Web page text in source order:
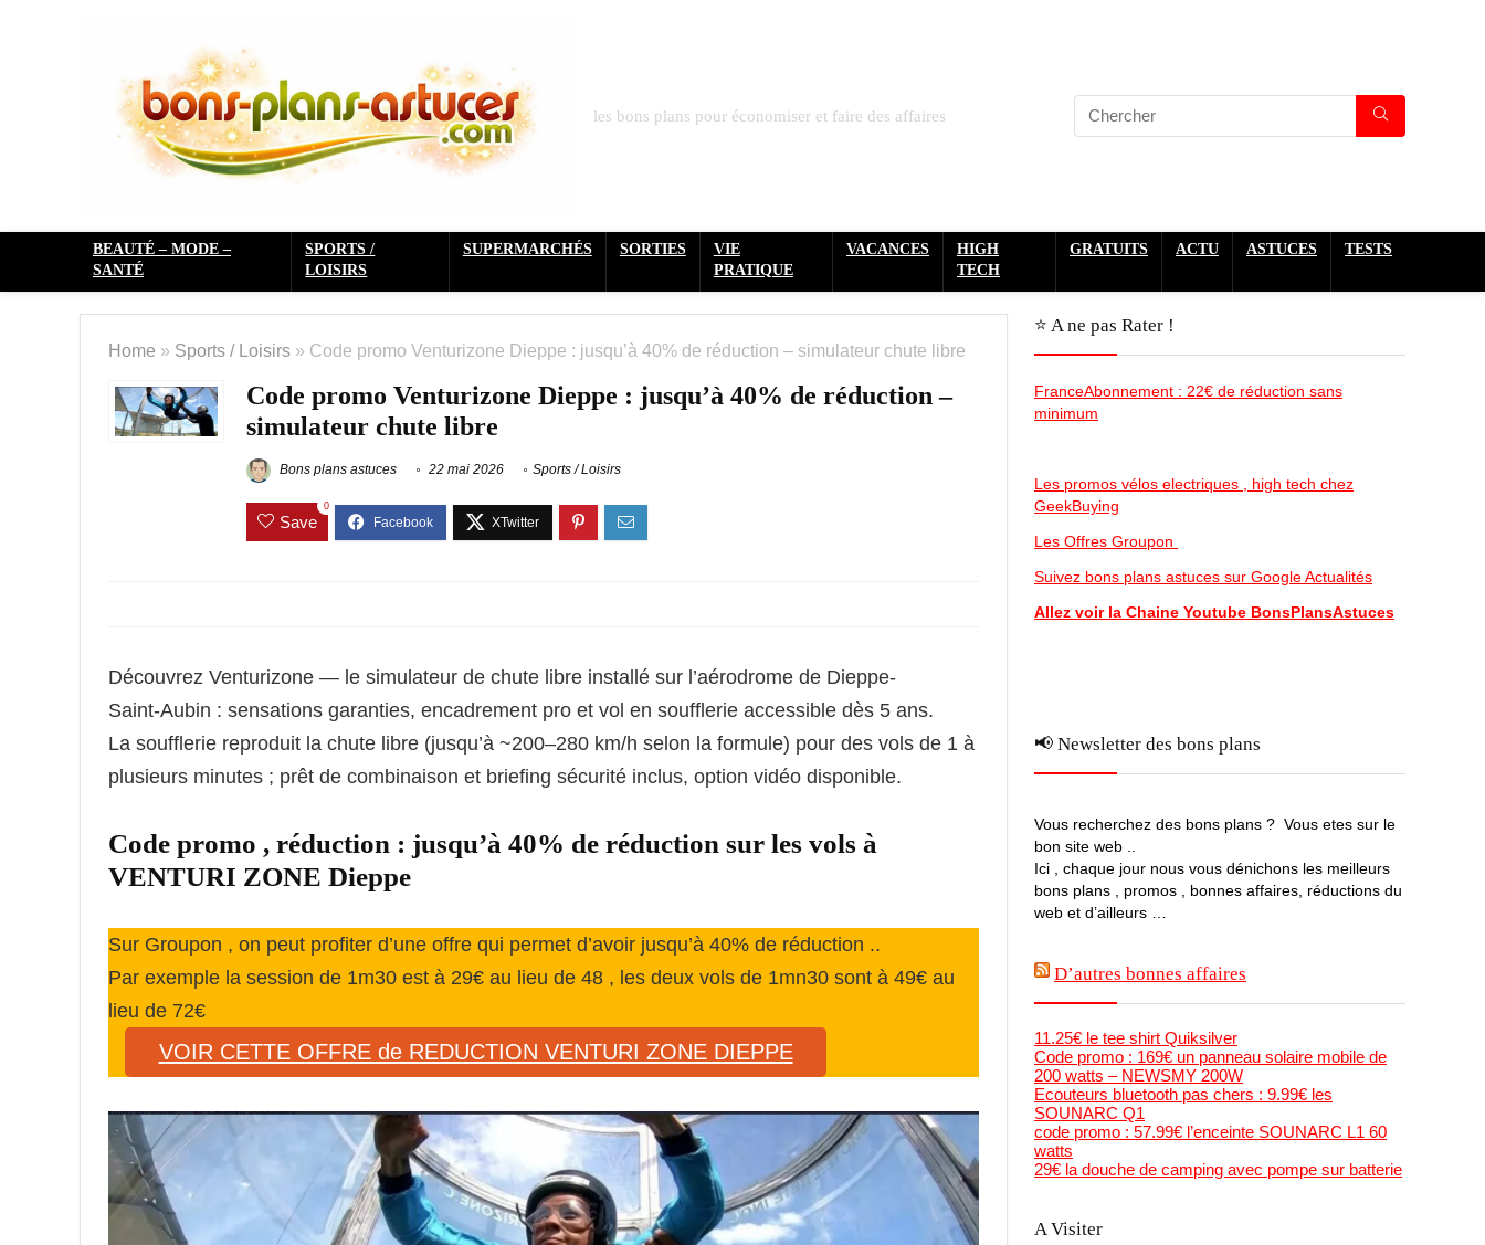
les bons plans pour économiser et faire des affaires
BEAUTÉ – MODE –
SANTÉ
SPORTS /
LOISIRS
SUPERMARCHÉS SORTIES
VIE
PRATIQUE
VACANCES
HIGH
TECH
GRATUITS ACTU ASTUCES TESTS
Home » Sports / Loisirs » Code promo Venturizone Dieppe : jusqu’à 40% de réduction – simulateur chute libre
Code promo Venturizone Dieppe : jusqu’à 40% de réduction –
simulateur chute libre
Bons plans astuces 22 mai 2026 Sports / Loisirs
Save
0
Découvrez Venturizone — le simulateur de chute libre installé sur l’aérodrome de Dieppe-
Saint‑Aubin : sensations garanties, encadrement pro et vol en soufflerie accessible dès 5 ans.
La soufflerie reproduit la chute libre (jusqu’à ~200–280 km/h selon la formule) pour des vols de 1 à
plusieurs minutes ; prêt de combinaison et briefing sécurité inclus, option vidéo disponible.
Code promo , réduction : jusqu’à 40% de réduction sur les vols à
VENTURI ZONE Dieppe
Sur Groupon , on peut profiter d’une offre qui permet d’avoir jusqu’à 40% de réduction ..
Par exemple la session de 1m30 est à 29€ au lieu de 48 , les deux vols de 1mn30 sont à 49€ au
lieu de 72€
VOIR CETTE OFFRE de REDUCTION VENTURI ZONE DIEPPE
⭐️ A ne pas Rater !
FranceAbonnement : 22€ de réduction sans
minimum
Les promos vélos electriques , high tech chez
GeekBuying
Les Offres Groupon
Suivez bons plans astuces sur Google Actualités
Allez voir la Chaine Youtube BonsPlansAstuces
📢 Newsletter des bons plans
Vous recherchez des bons plans ? Vous etes sur le
bon site web ..
Ici , chaque jour nous vous dénichons les meilleurs
bons plans , promos , bonnes affaires, réductions du
web et d’ailleurs …
D’autres bonnes affaires
11.25€ le tee shirt Quiksilver
Code promo : 169€ un panneau solaire mobile de
200 watts – NEWSMY 200W
Ecouteurs bluetooth pas chers : 9.99€ les
SOUNARC Q1
code promo : 57.99€ l’enceinte SOUNARC L1 60
watts
29€ la douche de camping avec pompe sur batterie
A Visiter